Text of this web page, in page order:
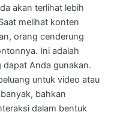
akan terlihat lebih
melihat konten
orang cenderung
Ini adalah
Anda gunakan.
untuk video atau
bahkan
dalam bentuk